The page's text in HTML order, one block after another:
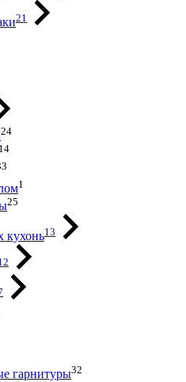
21
24
14
1
25
кухонь13
гарнитуры32